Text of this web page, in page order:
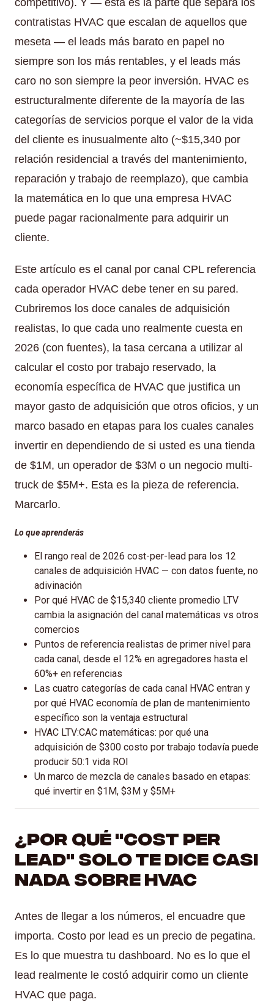
contratistas HVAC que escalan de aquellos que
meseta — el leads más barato en papel no
siempre son los más rentables, y el leads más
caro no son siempre la peor inversión. HVAC es
estructuralmente diferente de la mayoría de las
categorías de servicios porque el valor de la vida
del cliente es inusualmente alto (~$15,340 por
relación residencial a través del mantenimiento,
reparación y trabajo de reemplazo), que cambia
la matemática en lo que una empresa HVAC
puede pagar racionalmente para adquirir un
cliente.
Este artículo es el canal por canal CPL referencia
cada operador HVAC debe tener en su pared.
Cubriremos los doce canales de adquisición
realistas, lo que cada uno realmente cuesta en
2026 (con fuentes), la tasa cercana a utilizar al
calcular el costo por trabajo reservado, la
economía específica de HVAC que justifica un
mayor gasto de adquisición que otros oficios, y un
marco basado en etapas para los cuales canales
invertir en dependiendo de si usted es una tienda
de $1M, un operador de $3M o un negocio multi-
truck de $5M+. Esta es la pieza de referencia.
Marcarlo.
Lo que aprenderás
El rango real de 2026 cost-per-lead para los 12
canales de adquisición HVAC — con datos fuente, no
adivinación
Por qué HVAC de $15,340 cliente promedio LTV
cambia la asignación del canal matemáticas vs otros
comercios
Puntos de referencia realistas de primer nivel para
cada canal, desde el 12% en agregadores hasta el
60%+ en referencias
Las cuatro categorías de cada canal HVAC entran y
por qué HVAC economía de plan de mantenimiento
específico son la ventaja estructural
HVAC LTV:CAC matemáticas: por qué una
adquisición de $300 costo por trabajo todavía puede
producir 50:1 vida ROI
Un marco de mezcla de canales basado en etapas:
qué invertir en $1M, $3M y $5M+
¿Por qué "Cost Per
Lead" Solo te dice casi
nada sobre HVAC
Antes de llegar a los números, el encuadre que
importa. Costo por lead es un precio de pegatina.
Es lo que muestra tu dashboard. No es lo que el
lead realmente le costó adquirir como un cliente
HVAC que paga.